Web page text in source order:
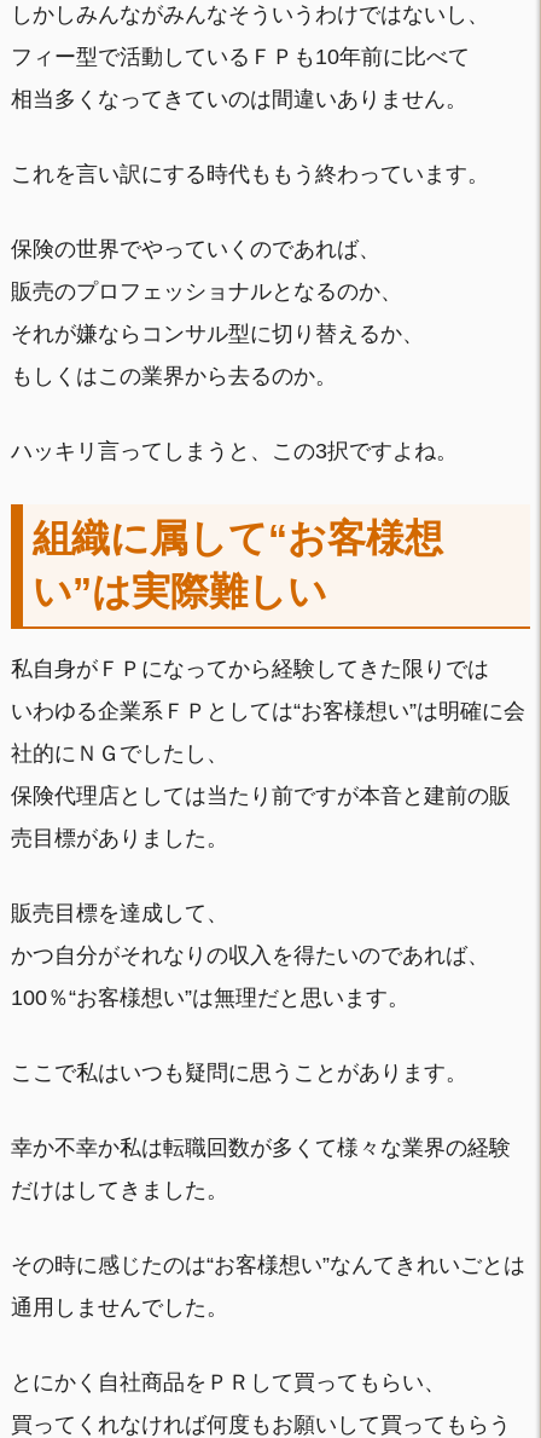
しかしみんながみんなそういうわけではないし、
フィー型で活動しているＦＰも10年前に比べて
相当多くなってきていのは間違いありません。
これを言い訳にする時代ももう終わっています。
保険の世界でやっていくのであれば、
販売のプロフェッショナルとなるのか、
それが嫌ならコンサル型に切り替えるか、
もしくはこの業界から去るのか。
ハッキリ言ってしまうと、この3択ですよね。
組織に属して“お客様想
い”は実際難しい
私自身がＦＰになってから経験してきた限りでは
いわゆる企業系ＦＰとしては“お客様想い”は明確に会
社的にＮＧでしたし、
保険代理店としては当たり前ですが本音と建前の販
売目標がありました。
販売目標を達成して、
かつ自分がそれなりの収入を得たいのであれば、
100％“お客様想い”は無理だと思います。
ここで私はいつも疑問に思うことがあります。
幸か不幸か私は転職回数が多くて様々な業界の経験
だけはしてきました。
その時に感じたのは“お客様想い”なんてきれいごとは
通用しませんでした。
とにかく自社商品をＰＲして買ってもらい、
買ってくれなければ何度もお願いして買ってもらう